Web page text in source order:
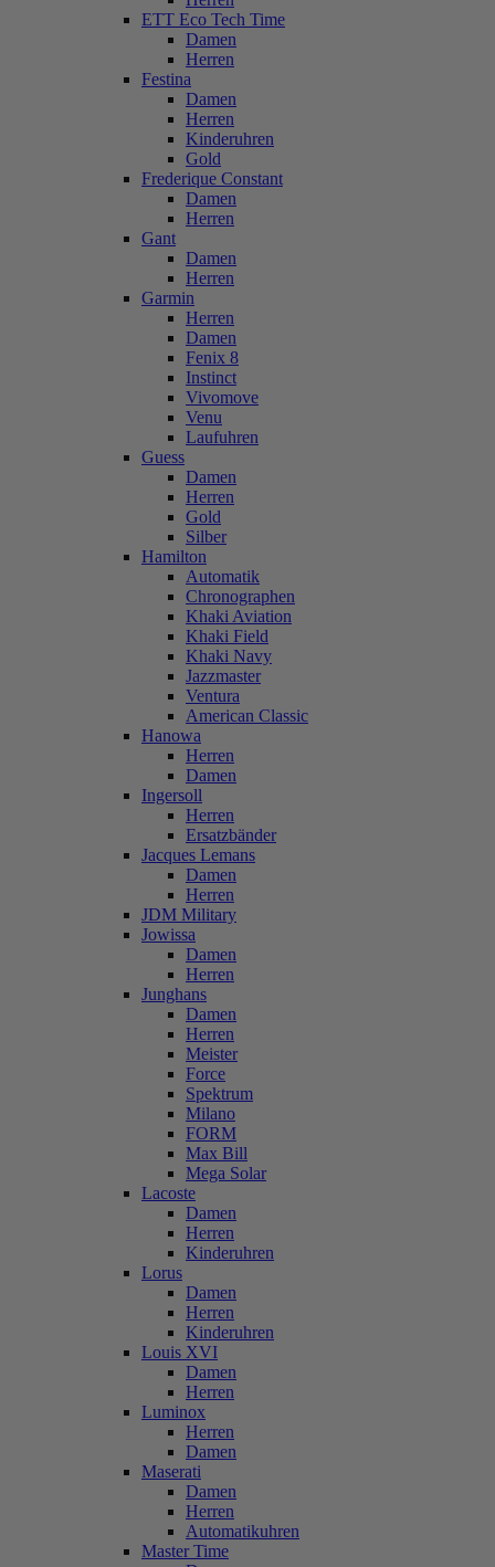
ETT Eco Tech Time
Damen
Herren
Festina
Damen
Herren
Kinderuhren
Gold
Frederique Constant
Damen
Herren
Gant
Damen
Herren
Garmin
Herren
Damen
Fenix 8
Instinct
Vivomove
Venu
Laufuhren
Guess
Damen
Herren
Gold
Silber
Hamilton
Automatik
Chronographen
Khaki Aviation
Khaki Field
Khaki Navy
Jazzmaster
Ventura
American Classic
Hanowa
Herren
Damen
Ingersoll
Herren
Ersatzbänder
Jacques Lemans
Damen
Herren
JDM Military
Jowissa
Damen
Herren
Junghans
Damen
Herren
Meister
Force
Spektrum
Milano
FORM
Max Bill
Mega Solar
Lacoste
Damen
Herren
Kinderuhren
Lorus
Damen
Herren
Kinderuhren
Louis XVI
Damen
Herren
Luminox
Herren
Damen
Maserati
Damen
Herren
Automatikuhren
Master Time